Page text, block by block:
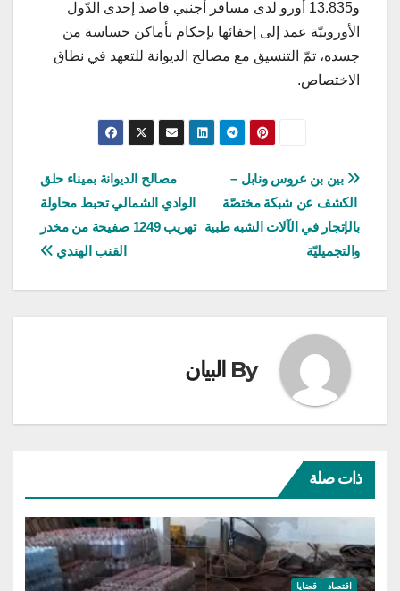
و13.835 أورو لدى مسافر أجنبي قاصد إحدى الدّول
الأوروبيّة عمد إلى إخفائها بإحكام بأماكن حساسة من
جسده، تمّ التنسيق مع مصالح الديوانة للتعهد في نطاق
الاختصاص.
تصفّح
المقالات
مصالح الديوانة بميناء حلق
الوادي الشمالي تحبط محاولة
تهريب 1249 صفيحة من مخدر
القنب الهندي
بين بن عروس ونابل –
الكشف عن شبكة مختصّة
بالإتجار في الآلات الشبه طبية
والتجميليّة
By البيان
ذات صلة
اقتصاد قضايا